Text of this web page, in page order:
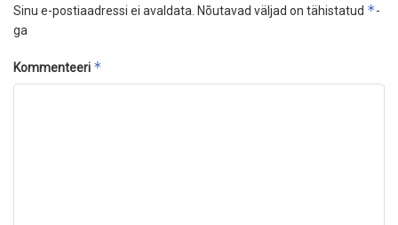
Sinu e-postiaadressi ei avaldata. Nõutavad väljad on tähistatud *-
ga
Kommenteeri *